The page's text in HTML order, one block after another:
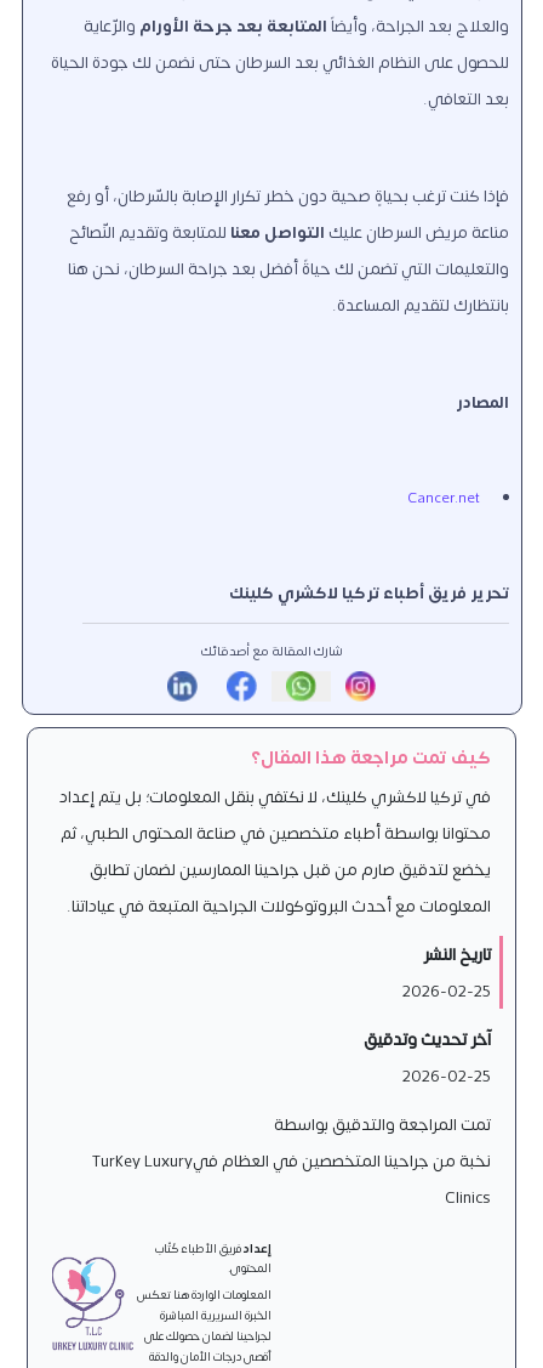
والعلاج بعد الجراحة، وأيضاًالمتابعة بعد جرحة الأورام والرّعاية
للحصول على النظام الغذائي بعد السرطان حتى نضمن لك جودة الحياة
بعد التعافي.
فإذا كنت ترغب بحياةٍ صحية دون خطر تكرار الإصابة بالسّرطان، أو رفع
مناعة مريض السرطانعليك التواصل معنا للمتابعة وتقديم النّصائح
والتعليمات التي تضمن لك حياةً أفضل بعد جراحة السرطان، نحن هنا
بانتظارك لتقديم المساعدة.
المصادر
Cancer.net
تحرير فريق أطباء تركيا لاكشري كلينك
شارك المقالة مع أصدقائك
كيف تمت مراجعة هذا المقال؟
في تركيا لاكشري كلينك، لا نكتفي بنقل المعلومات؛ بل يتم إعداد
محتوانا بواسطة أطباء متخصصين في صناعة المحتوى الطبي، ثم
يخضع لتدقيق صارم من قبل جراحينا الممارسين لضمان تطابق
المعلومات مع أحدث البروتوكولات الجراحية المتبعة في عياداتنا.
تاريخ النشر
2026-02-25
آخر تحديث وتدقيق
2026-02-25
تمت المراجعة والتدقيق بواسطة
نخبة من جراحينا المتخصصين في العظام فيTurkey Luxury
Clinics
إعدادفريق الأطباء كُتّاب
المحتوى.
المعلومات الواردة هنا تعكس
الخبرة السريرية المباشرة
لجراحينا لضمان حصولك على
أقصى درجات الأمان والدقة